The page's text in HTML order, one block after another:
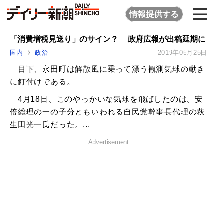
情報提供する
「消費増税見送り」のサイン？ 政府広報が出稿延期に
国内 政治 2019年05月25日
目下、永田町は解散風に乗って漂う観測気球の動き
に釘付けである。
4月18日、このやっかいな気球を飛ばしたのは、安
倍総理の一の子分ともいわれる自民党幹事長代理の萩
生田光一氏だった。...
Advertisement